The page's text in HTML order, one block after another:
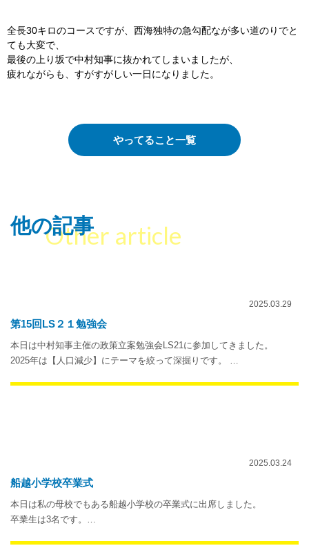
全長30キロのコースですが、西海独特の急勾配なが多い道のりでと
ても大変で、
最後の上り坂で中村知事に抜かれてしまいましたが、
疲れながらも、すがすがしい一日になりました。
やってること一覧
他の記事
Other article
2025.03.29
第15回LS２１勉強会
本日は中村知事主催の政策立案勉強会LS21に参加してきました。
2025年は【人口減少】にテーマを絞って深掘りです。 …
2025.03.24
船越小学校卒業式
本日は私の母校でもある船越小学校の卒業式に出席しました。
卒業生は3名です。…